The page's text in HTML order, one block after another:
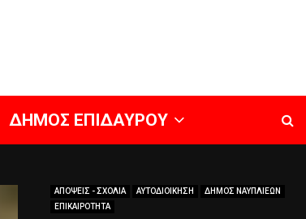
ΔΗΜΟΣ ΕΠΙΔΑΥΡΟΥ
ΑΠΟΨΕΙΣ - ΣΧΟΛΙΑ ΑΥΤΟΔΙΟΙΚΗΣΗ
ΔΗΜΟΣ ΝΑΥΠΛΙΕΩΝ
ΕΠΙΚΑΙΡΟΤΗΤΑ